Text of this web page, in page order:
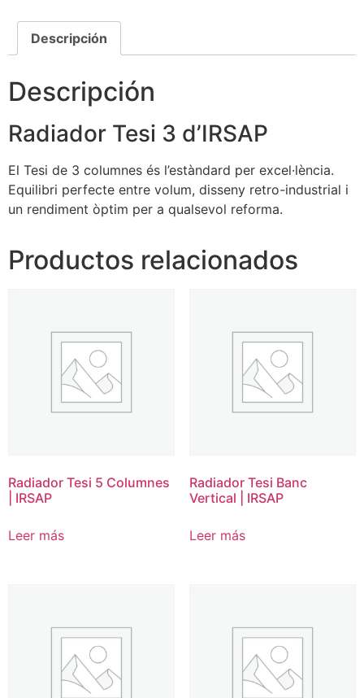
Descripción
Descripción
Radiador Tesi 3 d’IRSAP
El Tesi de 3 columnes és l’estàndard per excel·lència.
Equilibri perfecte entre volum, disseny retro-industrial i
un rendiment òptim per a qualsevol reforma.
Productos relacionados
Radiador Tesi 5 Columnes
| IRSAP
Leer más
Radiador Tesi Banc
Vertical | IRSAP
Leer más